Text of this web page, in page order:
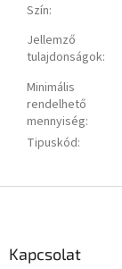
Szín:
Jellemző
tulajdonságok:
Minimális
rendelhető
mennyiség:
Tipuskód:
Kapcsolat